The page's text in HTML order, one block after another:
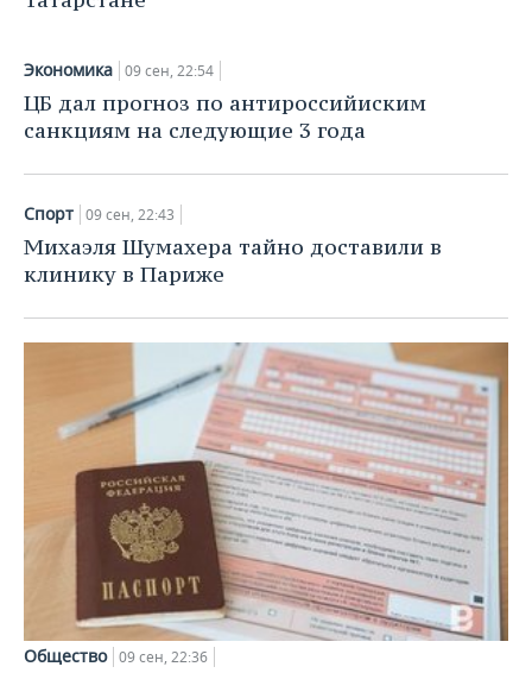
Экономика 09 сен, 22:54
ЦБ дал прогноз по антироссийиским
санкциям на следующие 3 года
Спорт 09 сен, 22:43
Михаэля Шумахера тайно доставили в
клинику в Париже
Общество 09 сен, 22:36